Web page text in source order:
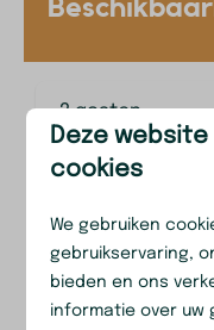
2 gasten
7
1 nacht
Deze
cookies
We gebruiken
gebruikservaring,
bieden en ons
informatie over uw